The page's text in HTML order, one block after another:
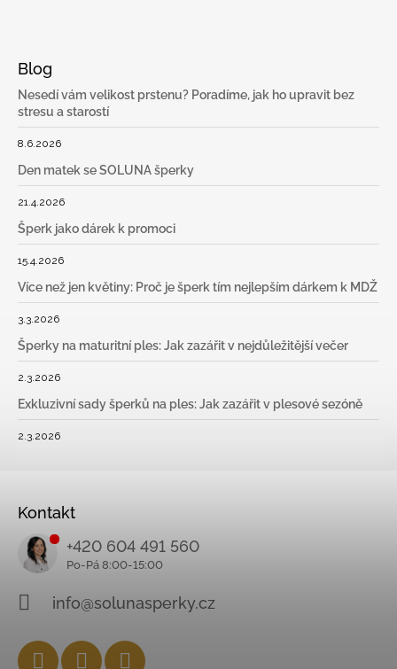
Blog
Nesedí vám velikost prstenu? Poradíme, jak ho upravit bez
stresu a starostí
8.6.2026
Den matek se SOLUNA šperky
21.4.2026
Šperk jako dárek k promoci
15.4.2026
Více než jen květiny: Proč je šperk tím nejlepším dárkem k MDŽ
3.3.2026
Šperky na maturitní ples: Jak zazářit v nejdůležitější večer
2.3.2026
Exkluzivní sady šperků na ples: Jak zazářit v plesové sezóně
2.3.2026
Kontakt
+420 604 491 560
info@solunasperky.cz